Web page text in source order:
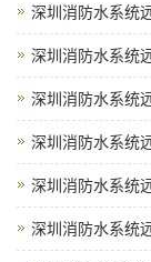
深圳消防水系统
深圳消防水系统
深圳消防水系统
深圳消防水系统
深圳消防水系统
深圳消防水系统